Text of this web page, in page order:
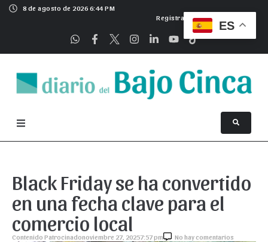
8 de agosto de 2026 6:44 PM
Registrarse
Black Friday se ha convertido
en una fecha clave para el
comercio local
Contenido Patrocinadonoviembre 27, 20257:57 pm No hay comentarios
ES